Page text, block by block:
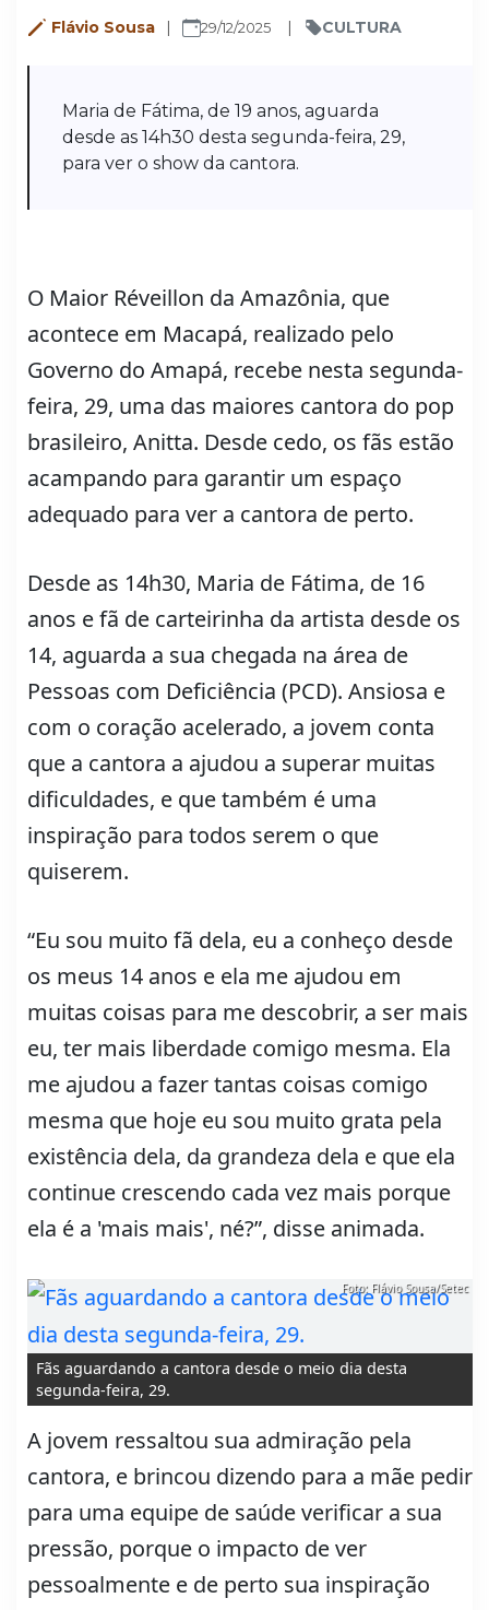
Flávio Sousa 29/12/2025 CULTURA
Maria de Fátima, de 19 anos, aguarda
desde as 14h30 desta segunda-feira, 29,
para ver o show da cantora.
O Maior Réveillon da Amazônia, que
acontece em Macapá, realizado pelo
Governo do Amapá, recebe nesta segunda-
feira, 29, uma das maiores cantora do pop
brasileiro, Anitta. Desde cedo, os fãs estão
acampando para garantir um espaço
adequado para ver a cantora de perto.
Desde as 14h30, Maria de Fátima, de 16
anos e fã de carteirinha da artista desde os
14, aguarda a sua chegada na área de
Pessoas com Deficiência (PCD). Ansiosa e
com o coração acelerado, a jovem conta
que a cantora a ajudou a superar muitas
dificuldades, e que também é uma
inspiração para todos serem o que
quiserem.
“Eu sou muito fã dela, eu a conheço desde
os meus 14 anos e ela me ajudou em
muitas coisas para me descobrir, a ser mais
eu, ter mais liberdade comigo mesma. Ela
me ajudou a fazer tantas coisas comigo
mesma que hoje eu sou muito grata pela
existência dela, da grandeza dela e que ela
continue crescendo cada vez mais porque
ela é a 'mais mais', né?”, disse animada.
Fãs aguardando a cantora desde o meio dia desta
segunda-feira, 29.
Foto: Flávio Sousa/Setec
A jovem ressaltou sua admiração pela
cantora, e brincou dizendo para a mãe pedir
para uma equipe de saúde verificar a sua
pressão, porque o impacto de ver
pessoalmente e de perto sua inspiração